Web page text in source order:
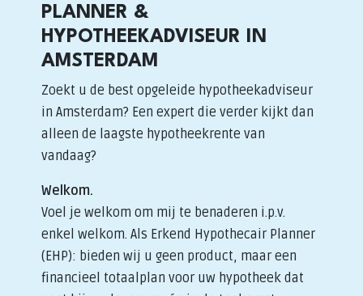
PLANNER &
HYPOTHEEKADVISEUR IN
AMSTERDAM
Zoekt u de best opgeleide hypotheekadviseur
in Amsterdam? Een expert die verder kijkt dan
alleen de laagste hypotheekrente van
vandaag?
Welkom.
Voel je welkom om mij te benaderen i.p.v.
enkel welkom. Als Erkend Hypothecair Planner
(EHP): bieden wij u geen product, maar een
financieel totaalplan voor uw hypotheek dat